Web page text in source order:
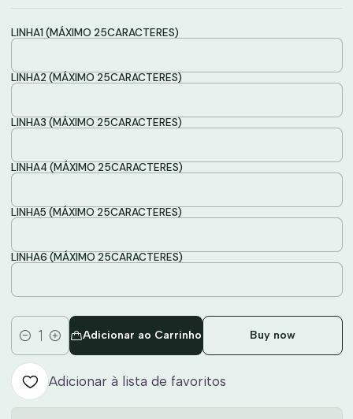
LINHA1 (MÁXIMO 25CARACTERES)
LINHA2 (MÁXIMO 25CARACTERES)
LINHA3 (MÁXIMO 25CARACTERES)
LINHA4 (MÁXIMO 25CARACTERES)
LINHA5 (MÁXIMO 25CARACTERES)
LINHA6 (MÁXIMO 25CARACTERES)
Quantidade
Adicionar ao Carrinho Buy now
Adicionar à lista de favoritos